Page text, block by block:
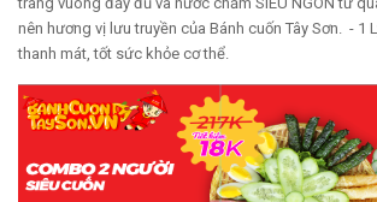
nên hương vị lưu truyền của Bánh cuốn Tây Sơn. - 1
thanh mát, tốt sức khỏe cơ thể.